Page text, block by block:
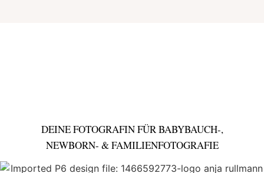
DEINE FOTOGRAFIN FÜR BABYBAUCH-,
NEWBORN- & FAMILIENFOTOGRAFIE